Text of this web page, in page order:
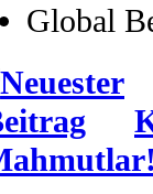
Global